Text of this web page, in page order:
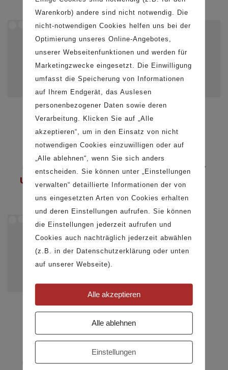
Couchtisch
Couchtisch
C41 – der
Universale
C43 – der Bunte
C51 – der
Couchtisch
Couchtisch
C63
C61 – der
Warenkorb) andere sind nicht notwendig. Die
nicht-notwendigen Cookies helfen uns bei der
Optimierung unseres Online-Angebotes,
unserer Webseitenfunktionen und werden für
Marketingzwecke eingesetzt. Die Einwilligung
umfasst die Speicherung von Informationen
auf Ihrem Endgerät, das Auslesen
personenbezogener Daten sowie deren
Verarbeitung. Klicken Sie auf „Alle
akzeptieren“, um in den Einsatz von nicht
notwendigen Cookies einzuwilligen oder auf
„Alle ablehnen“, wenn Sie sich anders
entscheiden. Sie können unter „Einstellungen
verwalten“ detaillierte Informationen der von
uns eingesetzten Arten von Cookies erhalten
und deren Einstellungen aufrufen. Sie können
die Einstellungen jederzeit aufrufen und
Cookies auch nachträglich jederzeit abwählen
(z.B. in der Datenschutzerklärung oder unten
auf unserer Webseite).
Alle akzeptieren
Alle ablehnen
Einstellungen